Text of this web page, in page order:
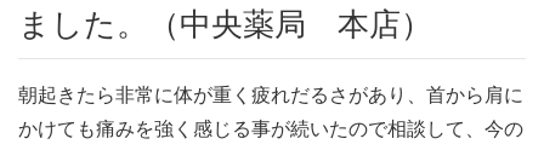
ました。（中央薬局 本店）
朝起きたら非常に体が重く疲れだるさがあり、首から肩に
かけても痛みを強く感じる事が続いたので相談して、今の